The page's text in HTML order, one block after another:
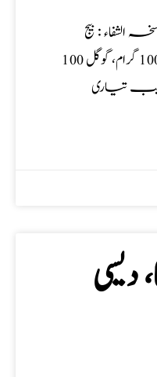
الشفاء : بیج
تارامیرا 100 گرام، مغز نیم 100 گرام، گوگل 100
دیسی